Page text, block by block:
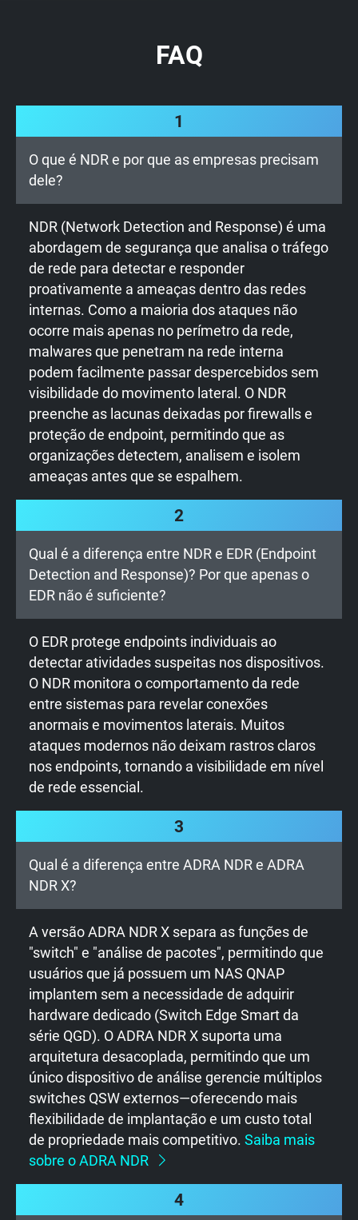
FAQ
1
O que é NDR e por que as empresas precisam
dele?
NDR (Network Detection and Response) é uma
abordagem de segurança que analisa o tráfego
de rede para detectar e responder
proativamente a ameaças dentro das redes
internas. Como a maioria dos ataques não
ocorre mais apenas no perímetro da rede,
malwares que penetram na rede interna
podem facilmente passar despercebidos sem
visibilidade do movimento lateral. O NDR
preenche as lacunas deixadas por firewalls e
proteção de endpoint, permitindo que as
organizações detectem, analisem e isolem
ameaças antes que se espalhem.
2
Qual é a diferença entre NDR e EDR (Endpoint
Detection and Response)? Por que apenas o
EDR não é suficiente?
O EDR protege endpoints individuais ao
detectar atividades suspeitas nos dispositivos.
O NDR monitora o comportamento da rede
entre sistemas para revelar conexões
anormais e movimentos laterais. Muitos
ataques modernos não deixam rastros claros
nos endpoints, tornando a visibilidade em nível
de rede essencial.
3
Qual é a diferença entre ADRA NDR e ADRA
NDR X?
A versão ADRA NDR X separa as funções de
"switch" e "análise de pacotes", permitindo que
usuários que já possuem um NAS QNAP
implantem sem a necessidade de adquirir
hardware dedicado (Switch Edge Smart da
série QGD). O ADRA NDR X suporta uma
arquitetura desacoplada, permitindo que um
único dispositivo de análise gerencie múltiplos
switches QSW externos—oferecendo mais
flexibilidade de implantação e um custo total
de propriedade mais competitivo. Saiba mais
sobre o ADRA NDR
4